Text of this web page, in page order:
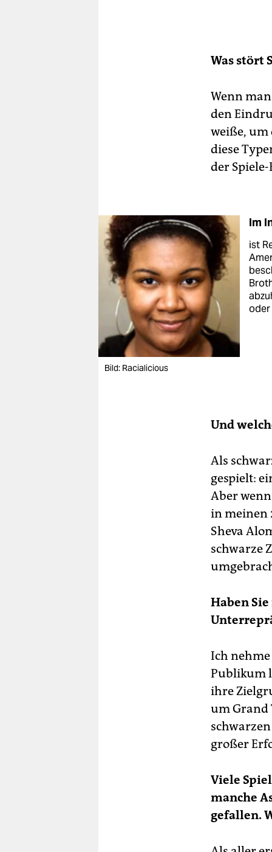
Was stört
Wenn
den
weiße, um
diese
der
Bild: Racialicious
Im
ist
oder
Und
Als
gespielt:
Aber
in meinen
Sheva
schwarze
Haben
Ich
Publikum
ihre
um Grand
großer
Viele
manche
gefallen.